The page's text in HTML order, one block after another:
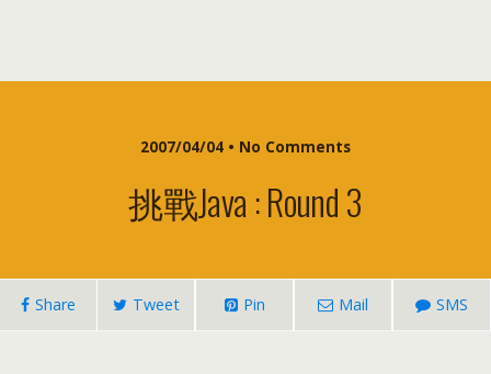
2007/04/04 • No Comments
挑戰Java : Round 3
Share Tweet Pin Mail SMS